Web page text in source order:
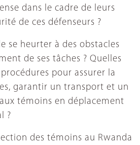
dans le cadre de leurs
de ces défenseurs ?
se heurter à des obstacles
de ses tâches ? Quelles
pour assurer la
garantir un transport et un
témoins en déplacement
?
des témoins au Rwanda